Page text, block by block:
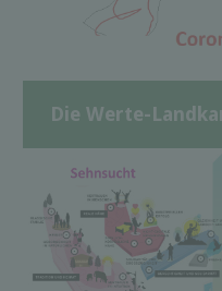
Die Werte-